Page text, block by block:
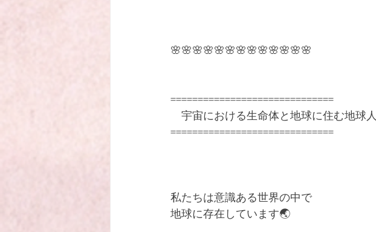
🌸🌸🌸🌸🌸🌸🌸🌸🌸🌸🌸🌸🌸
==============================
宇宙における生命体と地球に住む地球人
==============================
私たちは意識ある世界の中で
地球に存在しています🌏